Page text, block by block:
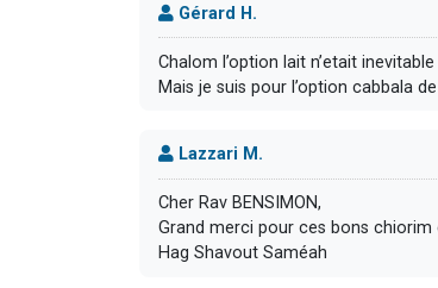
Gérard H.
Chalom l’option lait n’etait
Lazzari M.
Cher Rav BENSIMON,
Grand merci pour ces bons
Hag Shavout Saméah